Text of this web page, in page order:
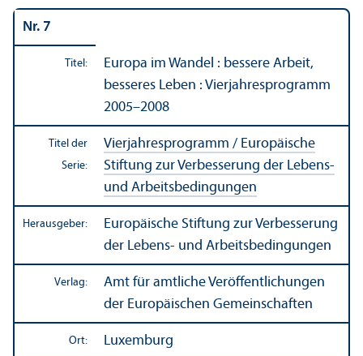
Nr. 7
Titel:
Europa im Wandel : bessere Arbeit,
besseres Leben : Vierjahres­programm
2005–2008
Titel der
Serie:
Vierjahres­programm / Europäische
Stiftung zur Verbesserung der Lebens-
und Arbeits­bedingungen
Herausgeber:
Europäische Stiftung zur Verbesserung
der Lebens- und Arbeits­bedingungen
Verlag:
Amt für amtliche Veröffentlichungen
der Europäischen Gemeinschaften
Ort: Luxemburg